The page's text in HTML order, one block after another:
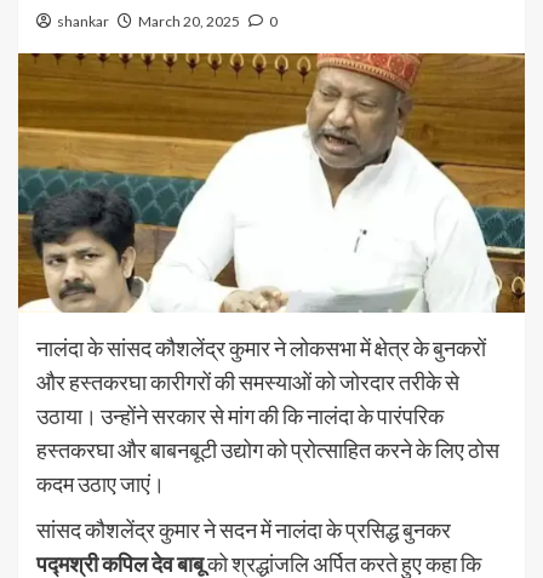
shankar March 20, 2025 0
नालंदा के सांसद कौशलेंद्र कुमार ने लोकसभा में क्षेत्र के बुनकरों
और हस्तकरघा कारीगरों की समस्याओं को जोरदार तरीके से
उठाया। उन्होंने सरकार से मांग की कि नालंदा के पारंपरिक
हस्तकरघा और बाबनबूटी उद्योग को प्रोत्साहित करने के लिए ठोस
कदम उठाए जाएं।
सांसद कौशलेंद्र कुमार ने सदन में नालंदा के प्रसिद्ध बुनकर
पद्मश्री कपिल देव बाबूको श्रद्धांजलि अर्पित करते हुए कहा कि